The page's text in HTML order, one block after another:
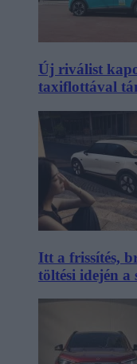
Új riválist
taxiflottával
Itt a frissítés,
töltési idején a